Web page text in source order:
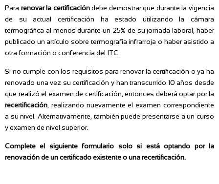
Para renovar la certificacióndebe demostrar que durante la vigencia
de su actual certificación ha estado utilizando la cámara
termográfica al menos durante un 25% de su jornada laboral, haber
publicado un artículo sobre termografía infrarroja o haber asistido a
otra formación o conferencia del ITC.
Si no cumple con los requisitos para renovar la certificación o ya ha
renovado una vez su certificación y han transcurrido 10 años desde
que realizó el examen de certificación, entonces deberá optar por la
recertificación , realizando nuevamente el examen correspondiente
a su nivel. Alternativamente, también puede presentarse a un curso
y examen de nivel superior.
Complete el siguiente formulario solo si está optando por la
renovación de un certificado existente o una recertificación.